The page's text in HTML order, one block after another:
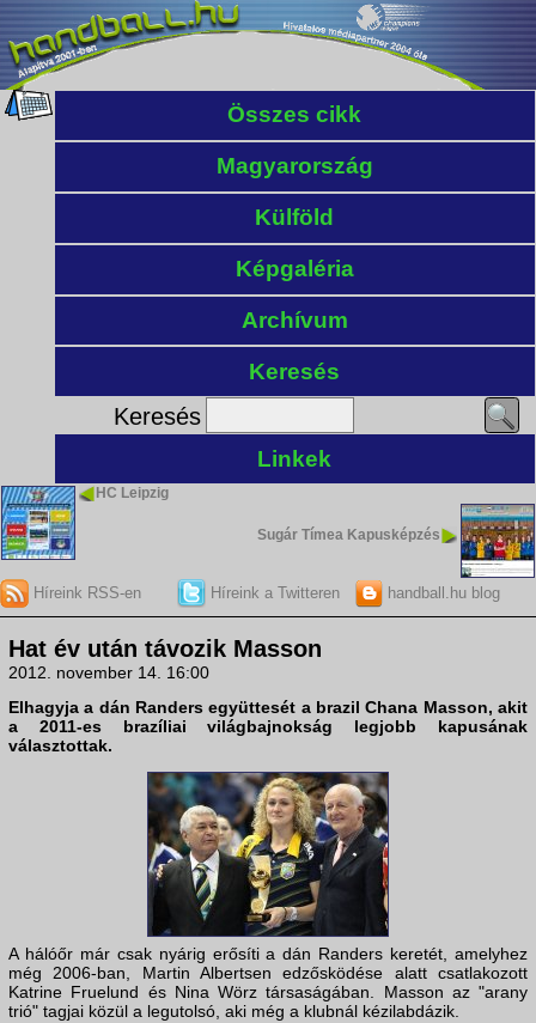
Összes cikk
Magyarország
Külföld
Képgaléria
Archívum
Keresés
Keresés
Linkek
HC Leipzig
Sugár Tímea Kapusképzés
Híreink RSS-en Híreink a Twitteren handball.hu blog
Hat év után távozik Masson
2012. november 14. 16:00
Elhagyja a dán Randers együttesét a brazilChana Masson, akit
a 2011-es brazíliai világbajnokság legjobb kapusának
választottak.
A hálóőr már csak nyárig erősíti a dán Randers keretét, amelyhez
még 2006-ban, Martin Albertsen edzősködése alatt csatlakozott
Katrine Fruelund és Nina Wörz társaságában. Masson az "arany
trió" tagjai közül a legutolsó, aki még a klubnál kézilabdázik.